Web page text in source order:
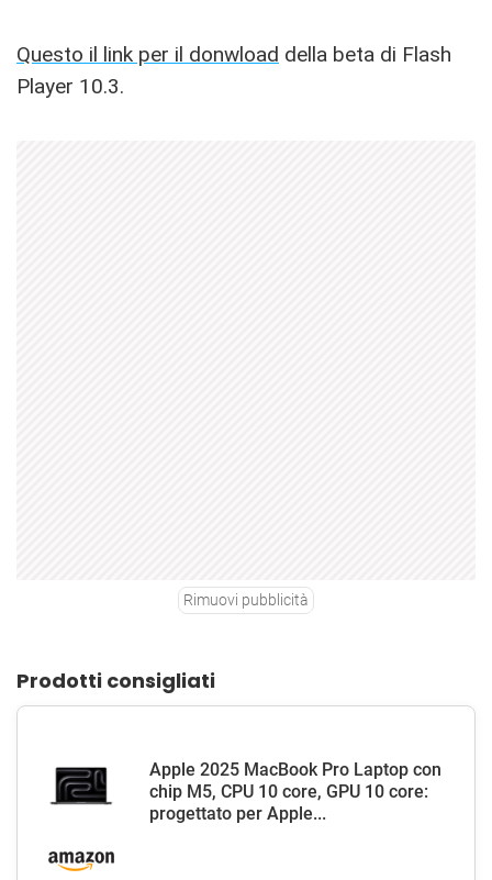
Questo il link per il donwload della beta di Flash
Player 10.3.
Rimuovi pubblicità
Prodotti consigliati
Apple 2025 MacBook Pro Laptop con
chip M5, CPU 10 core, GPU 10 core:
progettato per Apple...